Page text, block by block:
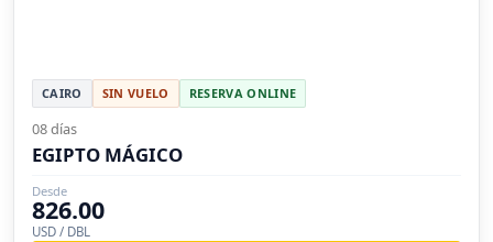
CAIRO SIN VUELO RESERVA ONLINE
08 días
EGIPTO MÁGICO
Desde
826.00
USD / DBL